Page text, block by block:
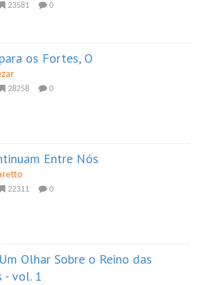
23581 0
os Fortes, O
28258 0
Entre Nós
22311 0
Olhar Sobre o Reino das
- vol. 1